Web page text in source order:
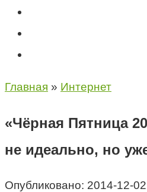
Главная » Интернет
«Чёрная Пятница
не идеально, но
Опубликовано: 2014-12-02